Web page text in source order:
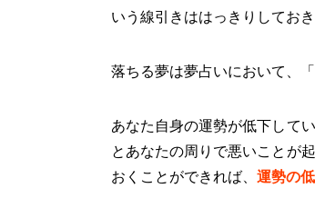
いう線引きははっきりしておき
落ちる夢は夢占いにおいて、「
あなた自身の運勢が低下してい
とあなたの周りで悪いことが
おくことができれば、 運勢の